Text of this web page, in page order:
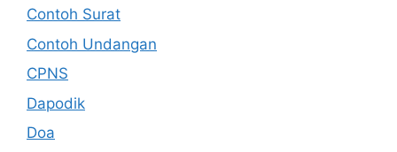
Contoh Surat
Contoh Undangan
CPNS
Dapodik
Doa